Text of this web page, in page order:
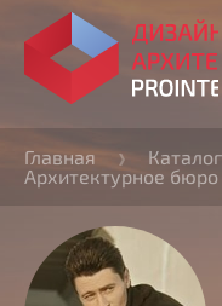
Главная
Архитектурное бюро